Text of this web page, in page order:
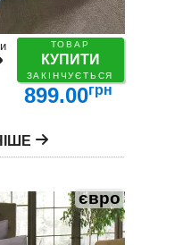
ТОВАР
КУПИТИ
ЗАКІНЧУЄТЬСЯ
899.00грн
євро